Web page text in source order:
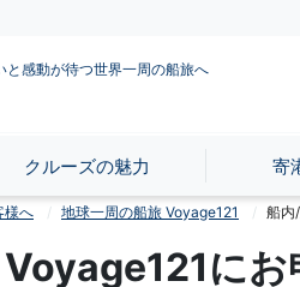
と感動が待つ世界一周の船旅へ
クルーズの魅力 寄
様へ 地球一周の船旅 Voyage121 船内
に